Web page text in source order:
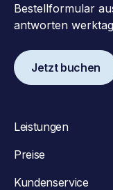
Bestellformular
antworten
Jetzt buchen
Leistungen
Preise
Kundenservice